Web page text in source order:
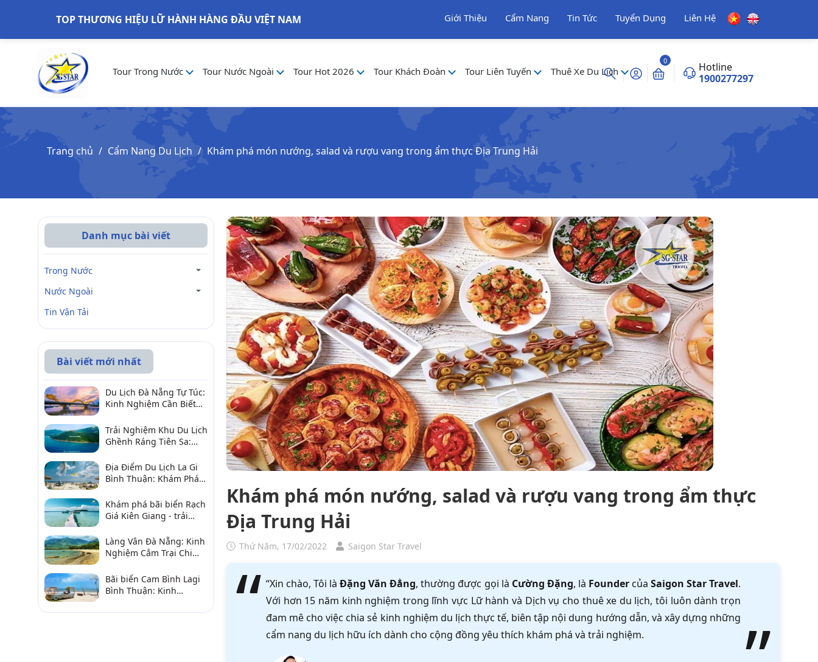
TOP THƯƠNG HIỆU LỮ HÀNH HÀNG ĐẦU VIỆT NAM Giới Thiệu Cẩm Nang Tin Tức Tuyển Dụng Liên Hệ
Tour Trong Nước Tour Nước Ngoài Tour Hot 2026 Tour Khách Đoàn Tour Liên Tuyến Thuê Xe Du Lịch
0
Hotline
1900277297
Trang chủ Cẩm Nang Du Lịch Khám phá món nướng, salad và rượu vang trong ẩm thực Địa Trung Hải
Khám phá món nướng, salad và rượu vang trong ẩm thực
Địa Trung Hải
Thứ Năm, 17/02/2022 Saigon Star Travel
“Xin chào, Tôi làĐặng Văn Đẳng, thường được gọi là Cường Đặng, là Foundercủa Saigon Star Travel.
Với hơn 15 năm kinh nghiệm trong lĩnh vực Lữ hành và Dịch vụ cho thuê xe du lịch, tôi luôn dành trọn
đam mê cho việc chia sẻ kinh nghiệm du lịch thực tế, biên tập nội dung hướng dẫn, và xây dựng những
cẩm nang du lịch hữu ích dành cho cộng đồng yêu thích khám phá và trải nghiệm.
Danh mục bài viết
Trong Nước
Nước Ngoài
Tin Vận Tải
Bài viết mới nhất
Du Lịch Đà Nẵng Tự Túc:
Kinh Nghiệm Cần Biết
Vời
Trải Nghiệm Khu Du Lịch
Ghềnh Ráng Tiên Sa:
Qua
Địa Điểm Du Lịch La Gi
Bình Thuận: Khám Phá 6
2026
Khám phá bãi biển Rạch
Giá Kiên Giang - trải
Làng Vân Đà Nẵng: Kinh
Nghiệm Cắm Trại Chi
Bãi biển Cam Bình Lagi
Bình Thuận: Kinh
sản, điểm gần